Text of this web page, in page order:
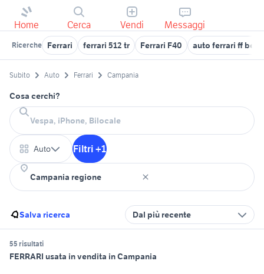
Home Cerca Vendi Messaggi
Ricerche Ferrari ferrari 512 tr Ferrari F40 auto ferrari ff
Subito Auto Ferrari Campania
Cosa cerchi?
Auto Filtri +1
Salva ricerca Dal più recente
55 risultati
FERRARI usata in vendita in Campania